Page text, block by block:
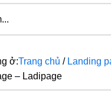
ở:Trang chủ / Landing
– Ladipage